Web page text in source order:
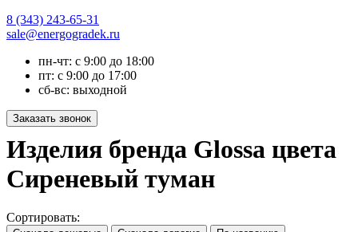
8 (343) 243-65-31
sale@energogradek.ru
пн-чт: с 9:00 до 18:00
пт: с 9:00 до 17:00
сб-вс: выходной
Изделия бренда Glossa цвета
Сиреневый туман
Сортировать: